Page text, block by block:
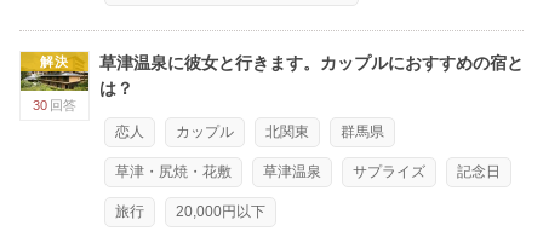
解決
30 回答
草津温泉に彼女と行きます。カップルにおすすめの宿と
は？
恋人 カップル 北関東 群馬県
草津・尻焼・花敷 草津温泉 サプライズ 記念日
旅行 20,000円以下